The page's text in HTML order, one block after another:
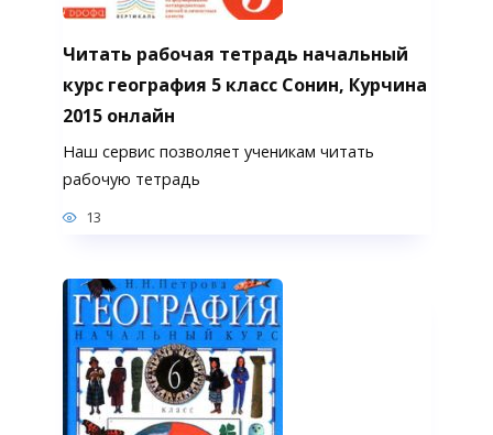
Читать рабочая тетрадь начальный
курс география 5 класс Сонин, Курчина
2015 онлайн
Наш сервис позволяет ученикам читать
рабочую тетрадь
13